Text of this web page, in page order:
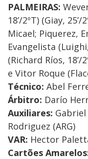
PALMEIRAS:
18’/2ºT) (Giay,
Micael; Piquerez,
Evangelista
(Richard Ríos, 18’/
e Vitor Roque
Técnico: Abel
Árbitro: Darío
Auxiliares: Gabriel
Rodriguez (ARG)
VAR: Hector
Cartões